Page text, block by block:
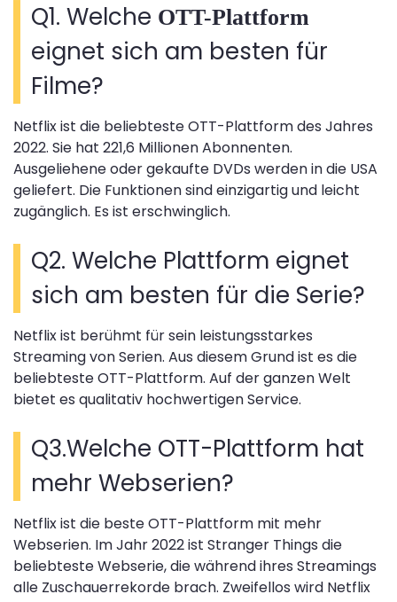
Q1. Welche OTT-Plattform
eignet sich am besten für
Filme?
Netflix ist die beliebteste OTT-Plattform des Jahres
2022. Sie hat 221,6 Millionen Abonnenten.
Ausgeliehene oder gekaufte DVDs werden in die USA
geliefert. Die Funktionen sind einzigartig und leicht
zugänglich. Es ist erschwinglich.
Q2. Welche Plattform eignet
sich am besten für die Serie?
Netflix ist berühmt für sein leistungsstarkes
Streaming von Serien. Aus diesem Grund ist es die
beliebteste OTT-Plattform. Auf der ganzen Welt
bietet es qualitativ hochwertigen Service.
Q3.Welche OTT-Plattform hat
mehr Webserien?
Netflix ist die beste OTT-Plattform mit mehr
Webserien. Im Jahr 2022 ist Stranger Things die
beliebteste Webserie, die während ihres Streamings
alle Zuschauerrekorde brach. Zweifellos wird Netflix